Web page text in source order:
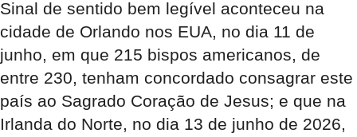
Sinal de sentido bem legível aconteceu na
cidade de Orlando nos EUA, no dia 11 de
junho, em que 215 bispos americanos, de
entre 230, tenham concordado consagrar este
país ao Sagrado Coração de Jesus; e que na
Irlanda do Norte, no dia 13 de junho de 2026,